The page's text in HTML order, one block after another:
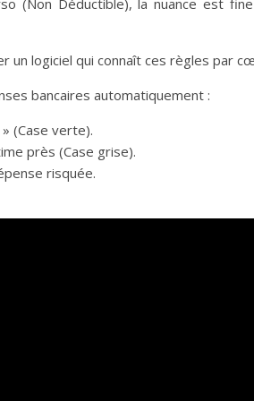
(Non Déductible), la nuance est
un logiciel qui connaît ces règles par
bancaires automatiquement :
(Case verte).
près (Case grise).
risquée.